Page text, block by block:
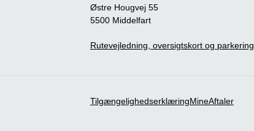
Østre Hougvej 55
5500 Middelfart
Rutevejledning, oversigtskort og parkering
TilgængelighedserklæringMineAftaler